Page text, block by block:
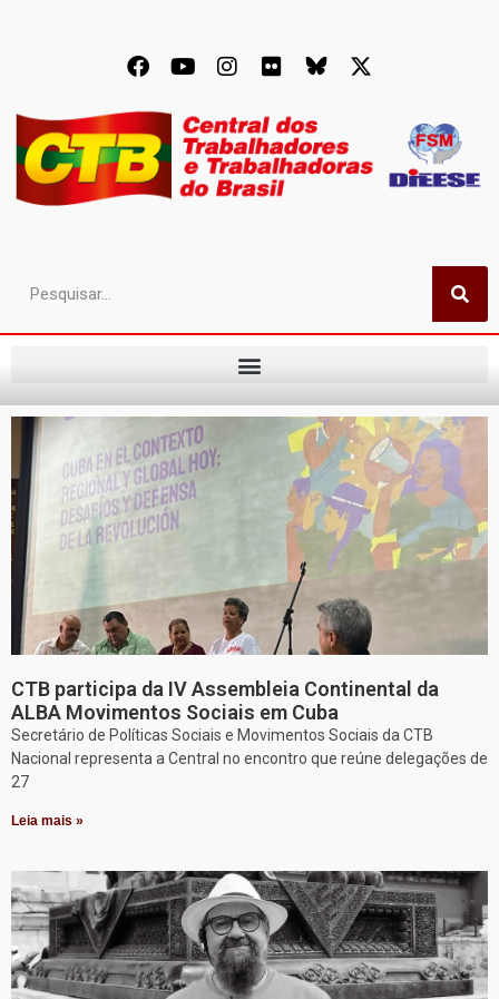
CTB participa da IV Assembleia Continental da
ALBA Movimentos Sociais em Cuba
Secretário de Políticas Sociais e Movimentos Sociais da CTB
Nacional representa a Central no encontro que reúne delegações de
27
Leia mais »